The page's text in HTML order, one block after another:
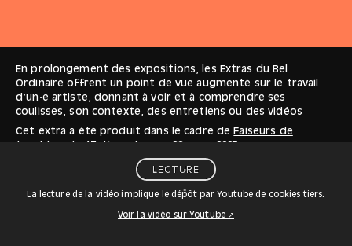
En prolongement des expositions, les Extras du Bel
Ordinaire offrent un point de vue augmenté sur le travail
d’un·e artiste, donnant à voir et à comprendre ses
coulisses, son contexte, des entretiens ou des vidéos
Cet extra a été produit dans le cadre de Faiseurs de
troubles
, du 13 décembre 22 mars 2025
LECTURE
La lecture de la vidéo implique le dépôt par Youtube de cookies tiers.
Voir la vidéo sur Youtube ↗